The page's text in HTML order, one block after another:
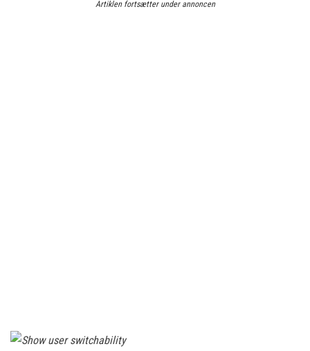
Artiklen fortsætter under annoncen